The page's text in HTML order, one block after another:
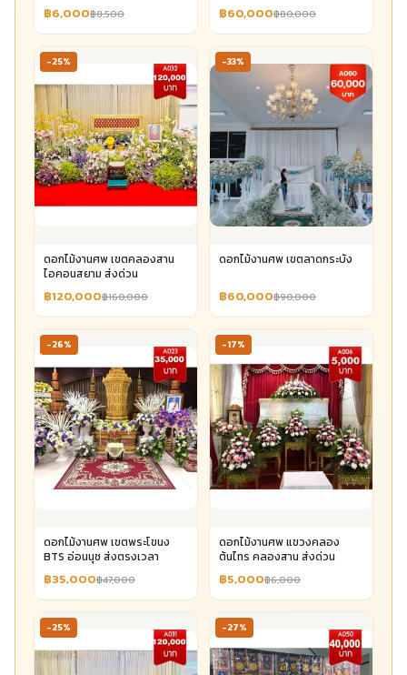
฿6,000฿8,500 ฿60,000฿80,000
-25%
ดอกไม้งานศพ เขตคลองสาน
ไอคอนสยาม ส่งด่วน
฿120,000฿160,000
-33%
ดอกไม้งานศพ เขตลาดกระบัง
฿60,000฿90,000
-26%
ดอกไม้งานศพ เขตพระโขนง
BTS อ่อนนุช ส่งตรงเวลา
฿35,000฿47,000
-17%
ดอกไม้งานศพ แขวงคลอง
ต้นไทร คลองสาน ส่งด่วน
฿5,000฿6,000
-25% -27%